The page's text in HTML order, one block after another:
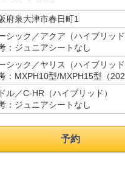
府泉大津市春日町1
シック／アクア（ハイブリッド
： ジュニアシートなし
シック／ヤリス（ハイブリッド
： MXPH10型/MXPH15型（
ル／C-HR（ハイブリッド）
： ジュニアシートなし
予約